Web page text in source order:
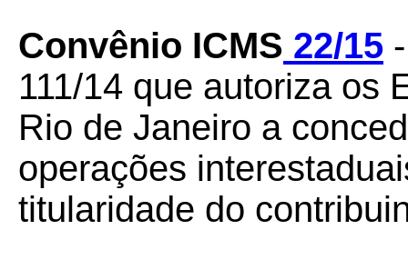
Convênio ICMS 22/15
111/14 que autoriza os
Rio de Janeiro a
operações
titularidade do